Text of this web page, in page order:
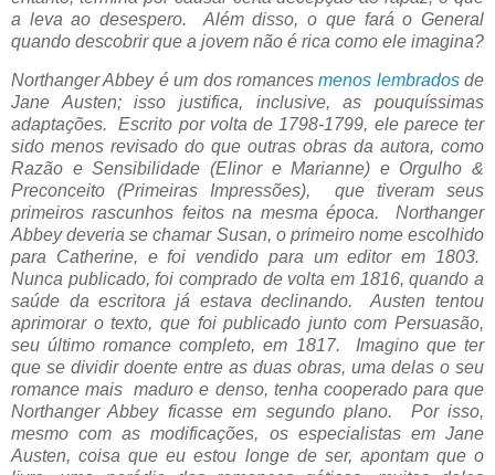
a leva ao desespero. Além disso, o que fará o General
quando descobrir que a jovem não é rica como ele imagina?
Northanger Abbey é um dos romancesmenos lembradosde
Jane Austen; isso justifica, inclusive, as pouquíssimas
adaptações. Escrito por volta de 1798-1799, ele parece ter
sido menos revisado do que outras obras da autora, como
Razão e Sensibilidade (Elinor e Marianne) e Orgulho &
Preconceito (Primeiras Impressões), que tiveram seus
primeiros rascunhos feitos na mesma época. Northanger
Abbey deveria se chamar Susan, o primeiro nome escolhido
para Catherine, e foi vendido para um editor em 1803.
Nunca publicado, foi comprado de volta em 1816, quando a
saúde da escritora já estava declinando. Austen tentou
aprimorar o texto, que foi publicado junto com Persuasão,
seu último romance completo, em 1817. Imagino que ter
que se dividir doente entre as duas obras, uma delas o seu
romance mais maduro e denso, tenha cooperado para que
Northanger Abbey ficasse em segundo plano. Por isso,
mesmo com as modificações, os especialistas em Jane
Austen, coisa que eu estou longe de ser, apontam que o